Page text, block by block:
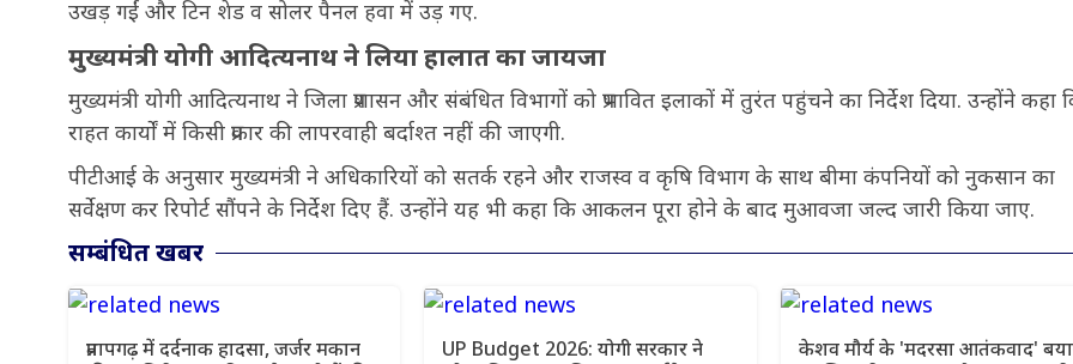
उखड़ गईं और टिन शेड व सोलर पैनल हवा में उड़ गए.
मुख्यमंत्री योगी आदित्यनाथ ने लिया हालात का जायजा
मुख्यमंत्री योगी आदित्यनाथ ने जिला प्रशासन और संबंधित विभागों को प्रभावित इलाकों में तुरंत पहुंचने का निर्देश दिया. उन्होंने कहा
राहत कार्यों में किसी प्रकार की लापरवाही बर्दाश्त नहीं की जाएगी.
पीटीआई के अनुसार मुख्यमंत्री ने अधिकारियों को सतर्क रहने और राजस्व व कृषि विभाग के साथ बीमा कंपनियों को नुकसान का
सर्वेक्षण कर रिपोर्ट सौंपने के निर्देश दिए हैं. उन्होंने यह भी कहा कि आकलन पूरा होने के बाद मुआवजा जल्द जारी किया जाए.
सम्बंधित खबर
प्रतापगढ़ में दर्दनाक हादसा, जर्जर मकान
UP Budget 2026: योगी सरकार ने
केशव मौर्य के 'मदरसा आतंकवाद'